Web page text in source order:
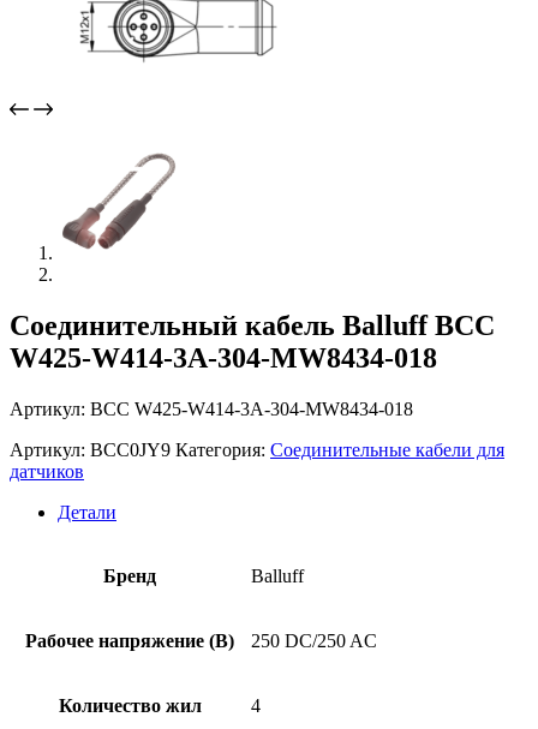
Соединительный кабель Balluff BCC
W425-W414-3A-304-MW8434-018
Артикул: BCC W425-W414-3A-304-MW8434-018
Артикул: BCC0JY9 Категория: Соединительные кабели для
датчиков
Детали
Бренд Balluff
Рабочее напряжение (В) 250 DC/250 AC
Количество жил 4